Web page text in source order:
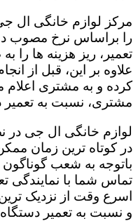
مرکز لوازم خانگی ال
را براساس نرخ مصوب
تعمیر، ریز هزینه ها را
علاوه بر این، قبل از
کرده و به مشتری
مشتری، نسبت به تعمیر
لوازم خانگی ال جی در
در کوتاه ترین زمان
باتوجه به شعب
تماس شما با نمایندگی
اسرع وقت از نزدیک
و نسبت به تعمیر